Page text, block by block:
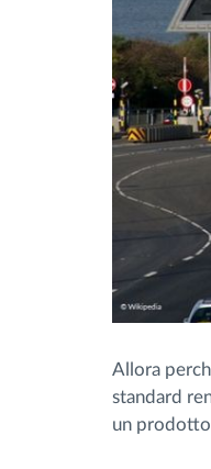
Allora
standard
un